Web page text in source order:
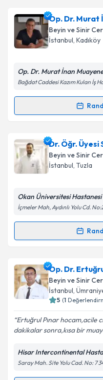
Op. Dr. İlker Ünlüiçin
oluşturun. Size bu
takvim
Kişisel verilerimin
Metni'ni okudum
Takvim
Op. Dr. Murat
Beyin ve Sinir
İstanbul, Kadıköy
Op. Dr. Murat İnan
Bağdat Caddesi Kazım Kulan İş
Randevu Takvimi
Op. Dr. Murat İnan
oluşturun. Size bu
takvim
Kişisel verilerimin
Metni'ni okudum
Takvim
Dr. Öğr.
Beyin ve Sinir
İstanbul, Tuzla
Okan Üniversitesi Hastanesi
İçmeler Mah, Aydınlı Yolu Cd.
Randevu Takvimi
Dr. Öğr. Üyesi
takvimi talebi
almanız için bir
bilgilendireceğiz.
E-posta Adresiniz
Kişisel verilerimin
Metni'ni okudum
Op. Dr.
Beyin ve Sinir
İstanbul,
5 (1
Ertuğrul Pınar hocam,acile
dakikalar sonra,kısa bir
Hisar Intercontinental
Saray Mah. Site Yolu Cad. No: 7